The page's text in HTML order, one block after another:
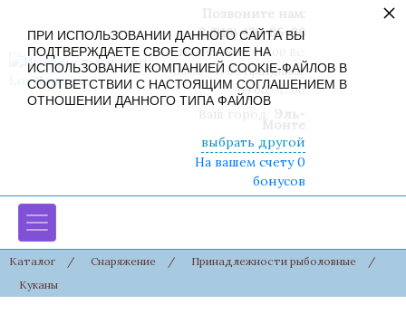
8 (916) 430-85-06
Пн-Сб: 09:00 - 19:00 Вс:
09:00 - 17:00 Праздники:
09:00 - 17:00
выбрать другой
На вашем счету 0
бонусов
Каталог / Снаряжение / Принадлежности рыболовные
/
Куканы
ПРИ ИСПОЛЬЗОВАНИИ ДАННОГО САЙТА ВЫ
ПОДТВЕРЖДАЕТЕ СВОЕ СОГЛАСИЕ НА
ИСПОЛЬЗОВАНИЕ КОМПАНИЕЙ COOKIE-ФАЙЛОВ В
СООТВЕТСТВИИ С НАСТОЯЩИМ СОГЛАШЕНИЕМ В
ОТНОШЕНИИ ДАННОГО ТИПА ФАЙЛОВ
×